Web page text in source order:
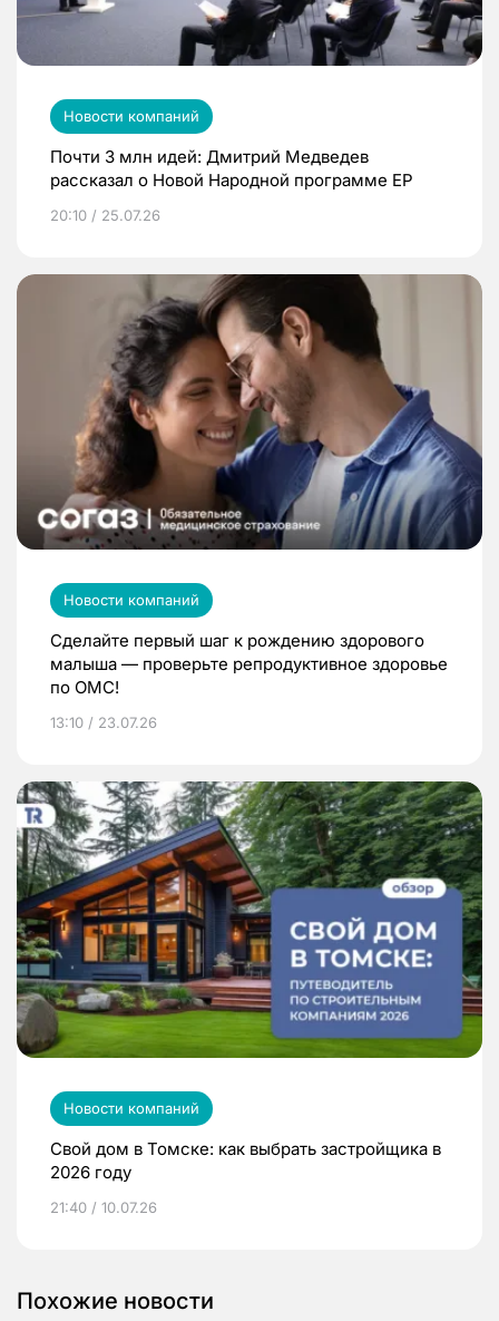
Новости компаний
Почти 3 млн идей: Дмитрий Медведев
рассказал о Новой Народной программе ЕР
20:10 / 25.07.26
Новости компаний
Сделайте первый шаг к рождению здорового
малыша — проверьте репродуктивное здоровье
по ОМС!
13:10 / 23.07.26
Новости компаний
Свой дом в Томске: как выбрать застройщика в
2026 году
21:40 / 10.07.26
Похожие новости